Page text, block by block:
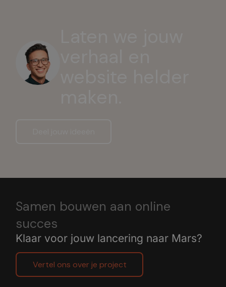
Samen bouwen aan online
succes
Klaar voor jouw lancering naar Mars?
Vertel ons over je project